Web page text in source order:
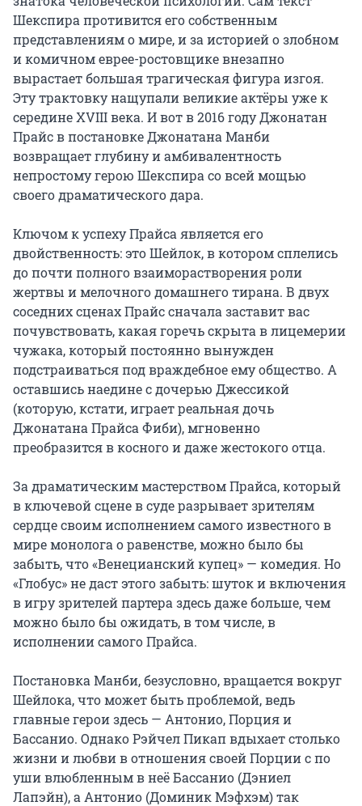
Шекспира противится его собственным
представлениям о мире, и за историей о злобном
и комичном еврее-ростовщике внезапно
вырастает большая трагическая фигура изгоя.
Эту трактовку нащупали великие актёры уже к
середине XVIII века. И вот в 2016 году Джонатан
Прайс в постановке Джонатана Манби
возвращает глубину и амбивалентность
непростому герою Шекспира со всей мощью
своего драматического дара.
Ключом к успеху Прайса является его
двойственность: это Шейлок, в котором сплелись
до почти полного взаиморастворения роли
жертвы и мелочного домашнего тирана. В двух
соседних сценах Прайс сначала заставит вас
почувствовать, какая горечь скрыта в лицемерии
чужака, который постоянно вынужден
подстраиваться под враждебное ему общество. А
оставшись наедине с дочерью Джессикой
(которую, кстати, играет реальная дочь
Джонатана Прайса Фиби), мгновенно
преобразится в косного и даже жестокого отца.
За драматическим мастерством Прайса, который
в ключевой сцене в суде разрывает зрителям
сердце своим исполнением самого известного в
мире монолога о равенстве, можно было бы
забыть, что «Венецианский купец» — комедия. Но
«Глобус» не даст этого забыть: шуток и включения
в игру зрителей партера здесь даже больше, чем
можно было бы ожидать, в том числе, в
исполнении самого Прайса.
Постановка Манби, безусловно, вращается вокруг
Шейлока, что может быть проблемой, ведь
главные герои здесь — Антонио, Порция и
Бассанио. Однако Рэйчел Пикап вдыхает столько
жизни и любви в отношения своей Порции с по
уши влюбленным в неё Бассанио (Дэниел
Лапэйн), а Антонио (Доминик Мэфхэм) так